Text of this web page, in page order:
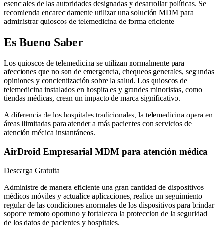
esenciales de las autoridades designadas y desarrollar políticas. Se
recomienda encarecidamente utilizar una solución MDM para
administrar quioscos de telemedicina de forma eficiente.
Es Bueno Saber
Los quioscos de telemedicina se utilizan normalmente para
afecciones que no son de emergencia, chequeos generales, segundas
opiniones y concientización sobre la salud. Los quioscos de
telemedicina instalados en hospitales y grandes minoristas, como
tiendas médicas, crean un impacto de marca significativo.
A diferencia de los hospitales tradicionales, la telemedicina opera en
áreas ilimitadas para atender a más pacientes con servicios de
atención médica instantáneos.
AirDroid Empresarial MDM para atención médica
Descarga Gratuita
Administre de manera eficiente una gran cantidad de dispositivos
médicos móviles y actualice aplicaciones, realice un seguimiento
regular de las condiciones anormales de los dispositivos para brindar
soporte remoto oportuno y fortalezca la protección de la seguridad
de los datos de pacientes y hospitales.